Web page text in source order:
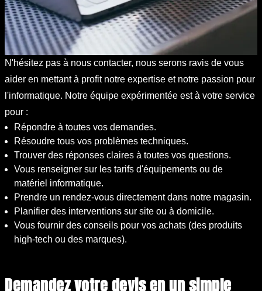
N'hésitez pas à nous contacter, nous serons ravis de vous
aider en mettant à profit notre expertise et notre passion pour
l'informatique. Notre équipe expérimentée est à votre service
pour :
Répondre à toutes vos demandes.
Résoudre tous vos problèmes techniques.
Trouver des réponses claires à toutes vos questions.
Vous renseigner sur les tarifs d'équipements ou de
matériel informatique.
Prendre un rendez-vous directement dans notre magasin.
Planifier des interventions sur site ou à domicile.
Vous fournir des conseils pour vos achats (des produits
high-tech ou des marques).
Demandez votre devis en un simple